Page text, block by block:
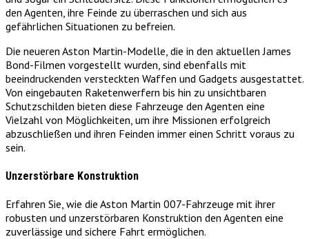
den Agenten, ihre Feinde zu überraschen und sich aus
gefährlichen Situationen zu befreien.
Die neueren Aston Martin-Modelle, die in den aktuellen James
Bond-Filmen vorgestellt wurden, sind ebenfalls mit
beeindruckenden versteckten Waffen und Gadgets ausgestattet.
Von eingebauten Raketenwerfern bis hin zu unsichtbaren
Schutzschilden bieten diese Fahrzeuge den Agenten eine
Vielzahl von Möglichkeiten, um ihre Missionen erfolgreich
abzuschließen und ihren Feinden immer einen Schritt voraus zu
sein.
Unzerstörbare Konstruktion
Erfahren Sie, wie die Aston Martin 007-Fahrzeuge mit ihrer
robusten und unzerstörbaren Konstruktion den Agenten eine
zuverlässige und sichere Fahrt ermöglichen.